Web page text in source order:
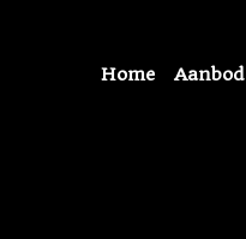
Home Aanbod